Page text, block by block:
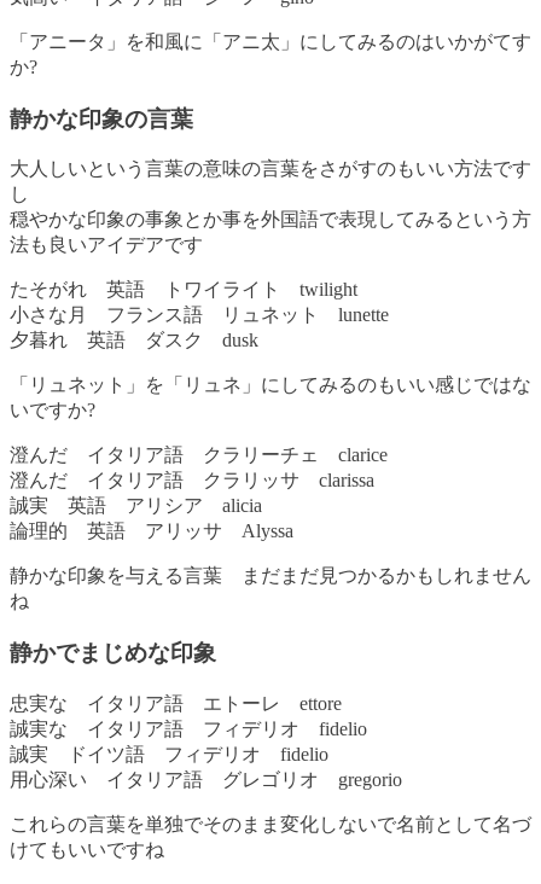
「アニータ」を和風に「アニ太」にしてみるのはいかがてす
か?
静かな印象の言葉
大人しいという言葉の意味の言葉をさがすのもいい方法です
し
穏やかな印象の事象とか事を外国語で表現してみるという方
法も良いアイデアです
たそがれ 英語 トワイライト twilight
小さな月 フランス語 リュネット lunette
夕暮れ 英語 ダスク dusk
「リュネット」を「リュネ」にしてみるのもいい感じではな
いですか?
澄んだ イタリア語 クラリーチェ clarice
澄んだ イタリア語 クラリッサ clarissa
誠実 英語 アリシア alicia
論理的 英語 アリッサ Alyssa
静かな印象を与える言葉 まだまだ見つかるかもしれません
ね
静かでまじめな印象
忠実な イタリア語 エトーレ ettore
誠実な イタリア語 フィデリオ fidelio
誠実 ドイツ語 フィデリオ fidelio
用心深い イタリア語 グレゴリオ gregorio
これらの言葉を単独でそのまま変化しないで名前として名づ
けてもいいですね